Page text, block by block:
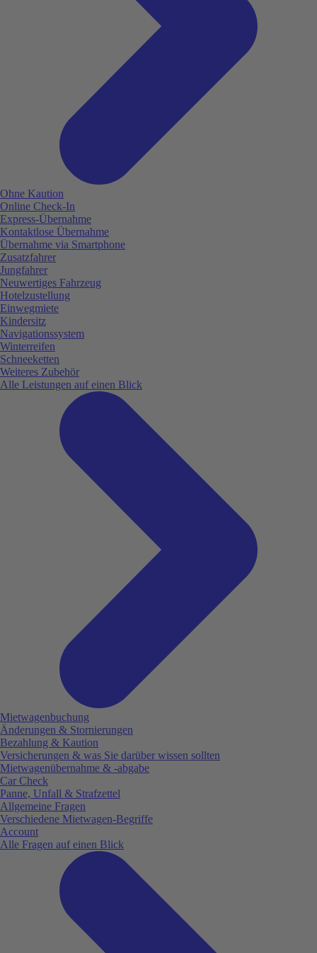
Ohne Kaution
Online Check-In
Express-Übernahme
Kontaktlose Übernahme
Übernahme via Smartphone
Zusatzfahrer
Jungfahrer
Neuwertiges Fahrzeug
Hotelzustellung
Einwegmiete
Kindersitz
Navigationssystem
Winterreifen
Schneeketten
Weiteres Zubehör
Alle Leistungen auf einen Blick
Mietwagenbuchung
Änderungen & Stornierungen
Bezahlung & Kaution
Versicherungen & was Sie darüber wissen sollten
Mietwagenübernahme & -abgabe
Car Check
Panne, Unfall & Strafzettel
Allgemeine Fragen
Verschiedene Mietwagen-Begriffe
Account
Alle Fragen auf einen Blick